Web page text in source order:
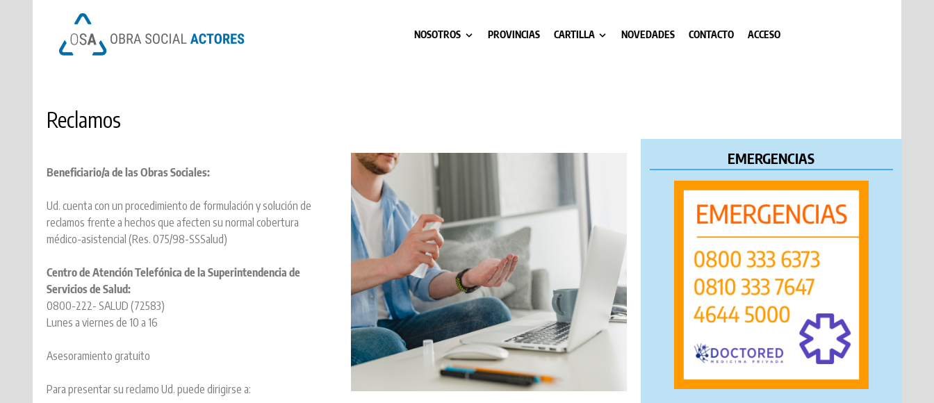
NOSOTROS PROVINCIAS CARTILLA NOVEDADES CONTACTO ACCESO
Reclamos
Ud. cuenta con un procedimiento de formulación y solución de
reclamos frente a hechos que afecten su normal cobertura
médico-asistencial (Res. 075/98-SSSalud)
Centro de Atención Telefónica de la Superintendencia de
Servicios de Salud:
0800-222- SALUD (72583)
Lunes a viernes de 10 a 16
Asesoramiento gratuito
Para presentar su reclamo Ud. puede dirigirse a:
EMERGENCIAS